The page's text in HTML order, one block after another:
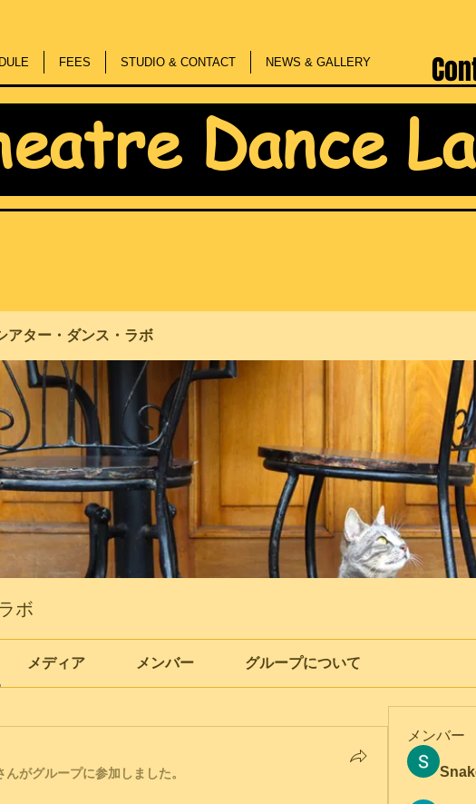
FEES STUDIO & CONTACT NEWS & GALLERY
Dance
アター・ダンス・ラボ
ボ
メディア メンバー グループについて
んがグループに参加しました。
メンバー